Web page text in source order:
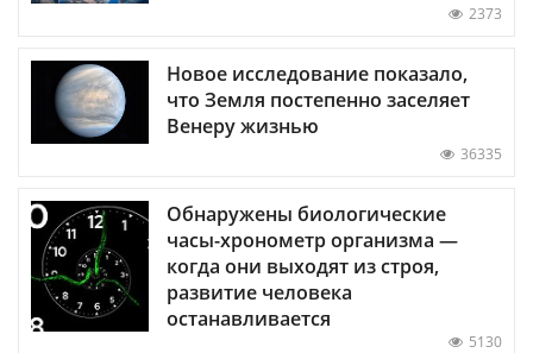
2373
Новое исследование показало,
что Земля постепенно заселяет
Венеру жизнью
36335
Обнаружены биологические
часы-хронометр организма —
когда они выходят из строя,
развитие человека
останавливается
5130